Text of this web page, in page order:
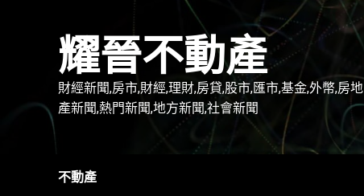
耀晉不動產
財經新聞,房市,財經,理財,房貸,股市,匯市,基金,外幣,房地
產新聞,熱門新聞,地方新聞,社會新聞
不動產